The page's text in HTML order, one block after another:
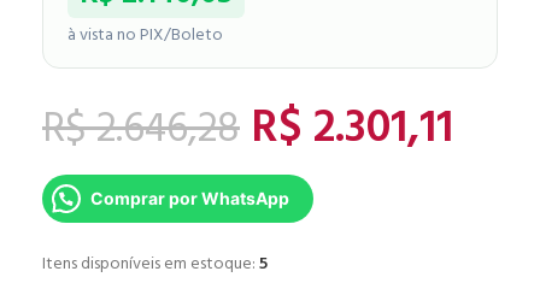
à vista no PIX/Boleto
R$2.646,28 R$2.301,11
Comprar por WhatsApp
Itens disponíveis em estoque:5